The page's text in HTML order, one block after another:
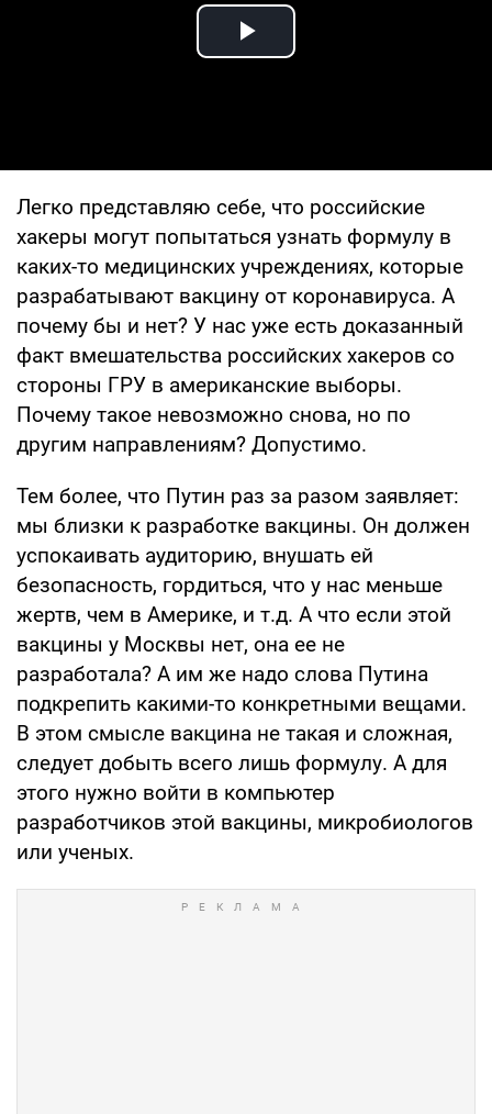
Play Video
Легко представляю себе, что российские
хакеры могут попытаться узнать формулу в
каких-то медицинских учреждениях, которые
разрабатывают вакцину от коронавируса. А
почему бы и нет? У нас уже есть доказанный
факт вмешательства российских хакеров со
стороны ГРУ в американские выборы.
Почему такое невозможно снова, но по
другим направлениям? Допустимо.
Тем более, что Путин раз за разом заявляет:
мы близки к разработке вакцины. Он должен
успокаивать аудиторию, внушать ей
безопасность, гордиться, что у нас меньше
жертв, чем в Америке, и т.д. А что если этой
вакцины у Москвы нет, она ее не
разработала? А им же надо слова Путина
подкрепить какими-то конкретными вещами.
В этом смысле вакцина не такая и сложная,
следует добыть всего лишь формулу. А для
этого нужно войти в компьютер
разработчиков этой вакцины, микробиологов
или ученых.